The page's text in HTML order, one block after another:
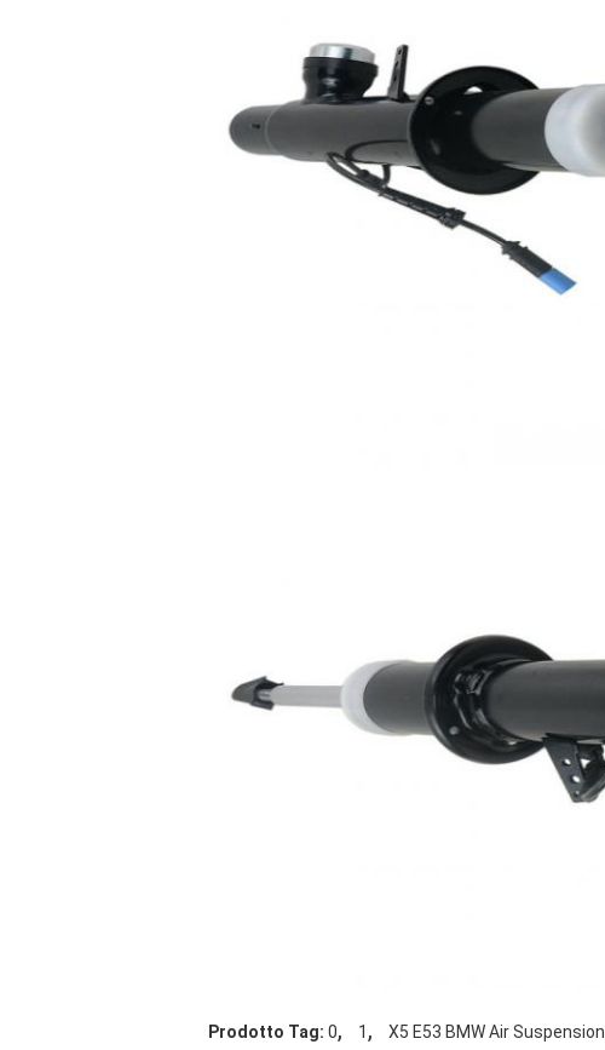
Prodotto Tag: 0, 1 , X5 E53 BMW Air Suspension